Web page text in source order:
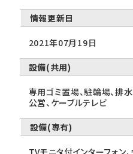
情報更新日
2021年07月19日
設備(共用)
専用ゴミ置場、駐輪場、排
公営、ケーブルテレビ
設備(専有)
TVモニタ付インターフォン